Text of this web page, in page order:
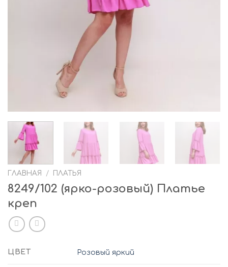
ГЛАВНАЯ / ПЛАТЬЯ
8249/102 (ярко-розовый) Платье
креп
ЦВЕТ Розовый яркий